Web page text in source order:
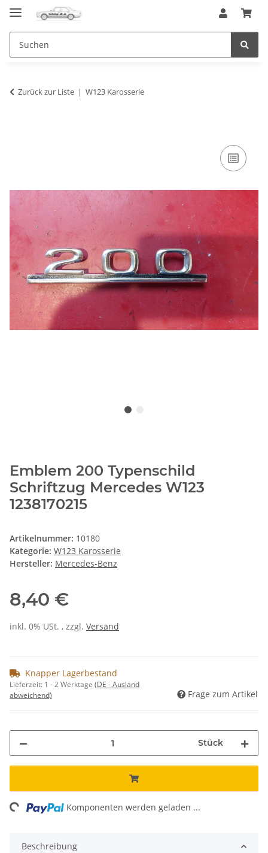
Zurück zur Liste W123 Karosserie
Emblem 200 Typenschild
Schriftzug Mercedes W123
1238170215
Artikelnummer: 10180
Kategorie: W123 Karosserie
Hersteller: Mercedes-Benz
8,40 €
inkl. 0% USt. , zzgl. Versand
Knapper Lagerbestand
Lieferzeit: 1 - 2 Werktage (DE - Ausland
abweichend)
Frage zum Artikel
Stück
Komponenten werden geladen ...
Beschreibung